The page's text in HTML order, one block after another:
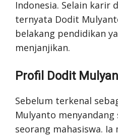
Indonesia. Selain karir
ternyata Dodit
belakang pendidikan
menjanjikan.
Profil Dodit
Sebelum terkenal
Mulyanto
seorang mahasiswa. Ia